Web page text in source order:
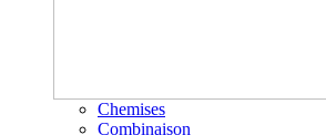
Chemises
Combinaison